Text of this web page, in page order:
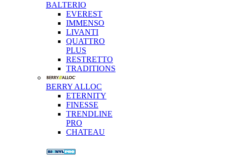
BALTERIO
EVEREST
IMMENSO
LIVANTI
QUATTRO
PLUS
RESTRETTO
TRADITIONS
BERRY ALLOC
ETERNITY
FINESSE
TRENDLINE
PRO
CHATEAU